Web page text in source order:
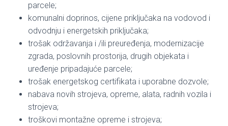
parcele;
komunalni doprinos, cijene priključaka na vodovod i
odvodnju i energetskih priključaka;
trošak održavanja i /ili preuređenja, modernizacije
zgrada, poslovnih prostorija, drugih objekata i
uređenje pripadajuće parcele;
trošak energetskog certifikata i uporabne dozvole;
nabava novih strojeva, opreme, alata, radnih vozila i
strojeva;
troškovi montažne opreme i strojeva;